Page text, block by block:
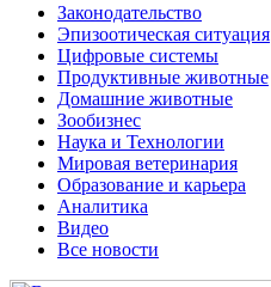
Законодательство
Эпизоотическая ситуация
Цифровые системы
Продуктивные животные
Домашние животные
Зообизнес
Наука и Технологии
Мировая ветеринария
Образование и карьера
Аналитика
Видео
Все новости